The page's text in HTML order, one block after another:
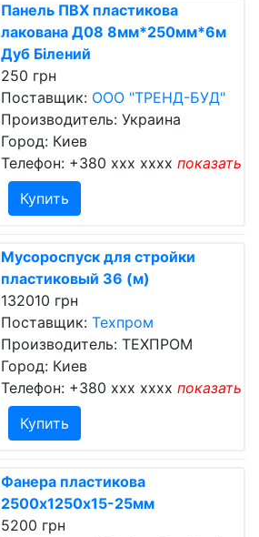
Панель ПВХ пластикова
лакована Д08 8мм*250мм*6м
Дуб Білений
250 грн
Поставщик: ООО "ТРЕНД-БУД"
Производитель: Украина
Город: Киев
Телефон: +380 xxx xxxx показать
Купить
Мусороспуск для стройки
пластиковый 36 (м)
132010 грн
Поставщик: Техпром
Производитель: ТЕХПРОМ
Город: Киев
Телефон: +380 xxx xxxx показать
Купить
Фанера пластикова
2500х1250х15-25мм
5200 грн